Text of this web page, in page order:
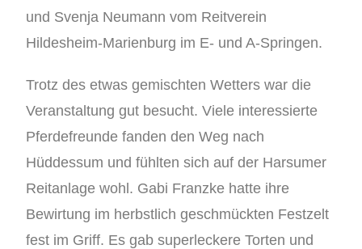
und Svenja Neumann vom Reitverein
Hildesheim-Marienburg im E- und A-Springen.
Trotz des etwas gemischten Wetters war die
Veranstaltung gut besucht. Viele interessierte
Pferdefreunde fanden den Weg nach
Hüddessum und fühlten sich auf der Harsumer
Reitanlage wohl. Gabi Franzke hatte ihre
Bewirtung im herbstlich geschmückten Festzelt
fest im Griff. Es gab superleckere Torten und